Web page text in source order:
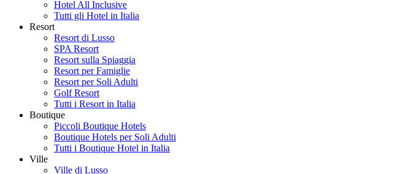
Hotel All Inclusive
Tutti gli Hotel in Italia
Resort
Resort di Lusso
SPA Resort
Resort sulla Spiaggia
Resort per Famiglie
Resort per Soli Adulti
Golf Resort
Tutti i Resort in Italia
Boutique
Piccoli Boutique Hotels
Boutique Hotels per Soli Adulti
Tutti i Boutique Hotel in Italia
Ville
Ville di Lusso